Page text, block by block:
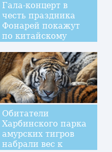
Гала-концерт в
честь праздника
Фонарей покажут
по китайскому
Обитатели
Харбинского парка
амурских тигров
набрали вес к